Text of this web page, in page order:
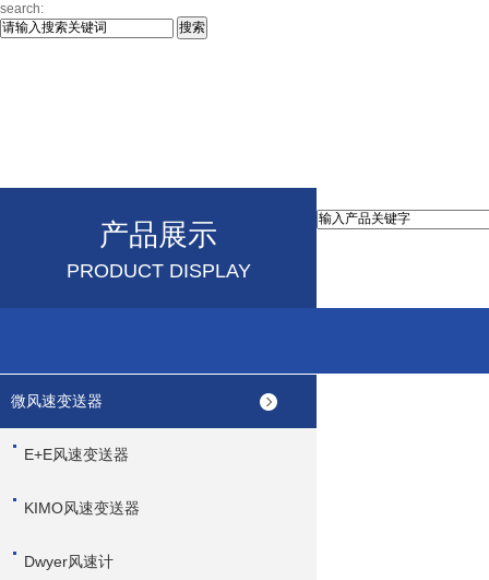
search:
产品展示
PRODUCT DISPLAY
微风速变送器
E+E风速变送器
KIMO风速变送器
Dwyer风速计